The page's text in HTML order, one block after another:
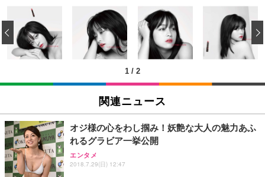
[EdoErgo] オフィスチェア 椅子 テレワーク 疲れな
い 跳ね上げ式アームレスト コンパクト 約105度ロッ
キング pc 事務椅子 360度回転 座面昇降 強化ナイロ
ン樹脂ベース 通気性メッシュ 在宅ワーク H-WY01
(黒網+黒枠+黒足)
￥5,699
SIHOO B100 オフィスチェア／デスクチェア メッシ
ュチェア 人間工学 疲れない ブラック
￥27,999
Sezlife オフィスチェア デスクチェア 疲れない テレ
ワーク チェア 強化バックレスト 30度ロッキング機
能 人間工学 椅子 腰サポート 90度跳ね上げ式アーム
EIZO ビジネス向けプレミアムモニター | FlexScan
EV3240X-WT | 31.5型4K UHD・USB Type-C・ホワ
￥105,595
EIZO ビジネス向けプレミアムモニター | FlexScan
￥109,572
【純正品】27"ゲーミングモニター DualSense 充電
フック付き（CFI-ZDM1J）
Amazonベーシック ペットシーツ 薄型 レギュラー 1
回使い捨て 無香料 ホワイト 300枚
￥3,373
Amazonベーシック ペットシーツ 厚型 ワイド 42枚
x2袋(84枚) ホワイト(吸収面:ライトブルー)
￥3,234
ネオ・ルーライフ ネオ・オムツ L 中型犬用 26枚入
り 単品
1 / 2
‹
関連ニュース
オジ様の心をわし掴み！妖艶な大人の魅力あふ
れるグラビア一挙公開
エンタメ
2018.7.29(日) 12:47